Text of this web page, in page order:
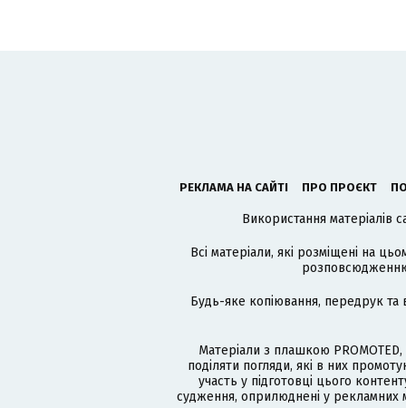
РЕКЛАМА НА САЙТІ ПРО ПРОЄКТ
Використання матеріалів
Всі матеріали, які розміщені на
розповсюдженню
Будь-яке копіювання, передрук та
Матеріали з плашкою
поділяти погляди, які в них
участь у підготовці цього
судження, оприлюднені у рекламних